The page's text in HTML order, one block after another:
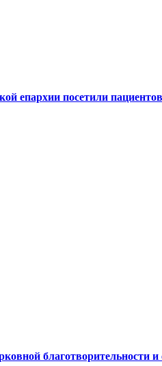
епархии посетили